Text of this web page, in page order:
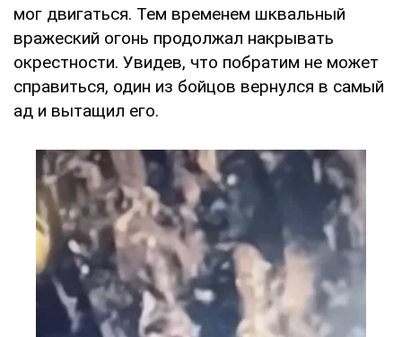
мог двигаться. Тем временем шквальный
вражеский огонь продолжал накрывать
окрестности. Увидев, что побратим не может
справиться, один из бойцов вернулся в самый
ад и вытащил его.